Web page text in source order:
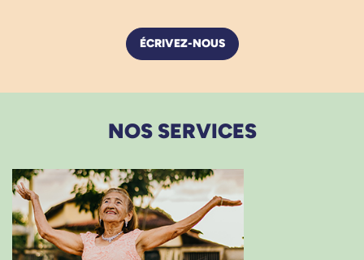
Pourquoi commander chez nous ?
d’acheter, et choisir la solution la plus
Livraison discrète et rapide (24-48 h),
Equipe de conseillers formés, à votre
écoute pour guider vos choix
Site reconnu, paiement sécurisé,
satisfaction garantie
ÉCRIVEZ-NOUS
NOS SERVICES